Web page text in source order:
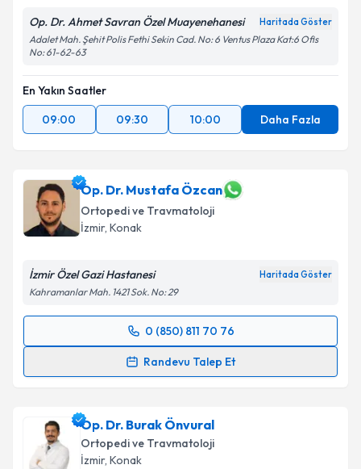
kapsamda işlenmesini kabul ediyorum.
Takvim Talebini Gönder
Op. Dr. Ahmet Savran Özel Muayenehanesi Haritada Göster
Adalet Mah. Şehit Polis Fethi Sekin Cad. No: 6 Ventus Plaza Kat:6 Ofis
No: 61-62-63
En Yakın Saatler
09:00
09:30 10:00 Daha Fazla
Op. Dr. Mustafa Özcan
Ortopedi ve Travmatoloji
İzmir, Konak
İzmir Özel Gazi Hastanesi Haritada Göster
Kahramanlar Mah. 1421 Sok. No: 29
0 (850) 811 70 76
Randevu Talep Et
Randevu Takvimi Talebi
takvim hazırlandığında e-posta ile bilgilendireceğiz.
E-posta Adresiniz
Op. Dr. Burak Önvural
Ortopedi ve Travmatoloji
İzmir, Konak